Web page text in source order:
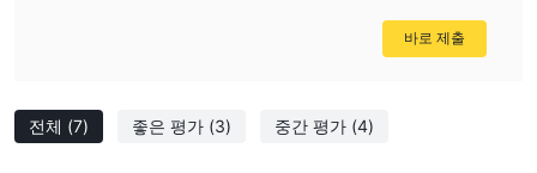
전체 (7) 좋은 평가 (3) 중간 평가 (4)
바로 제출